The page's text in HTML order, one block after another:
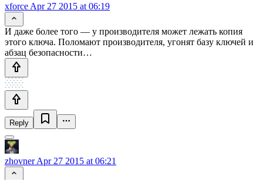
xforce Apr 27 2015 at 06:19
И даже более того — у производителя может лежать копия
этого ключа. Поломают производителя, угонят базу ключей и
абзац безопасности…
Reply
zhovnerApr 27 2015 at 06:21